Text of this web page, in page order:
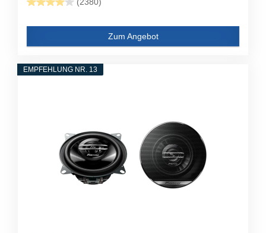
Zum Angebot
EMPFEHLUNG NR. 13